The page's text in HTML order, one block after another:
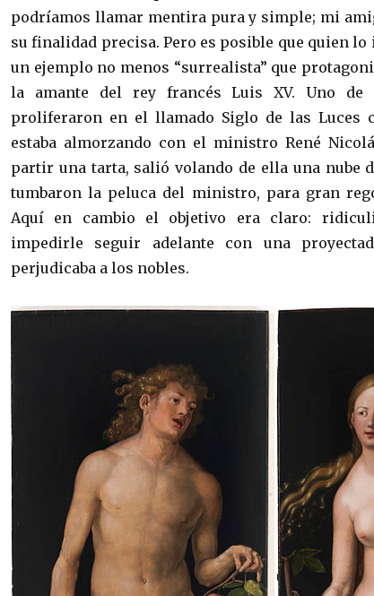
podríamos llamar mentira pura y simple; mi
su finalidad precisa. Pero es posible que quien
un ejemplo no menos “surrealista” que
la amante del rey francés Luis XV. Uno
proliferaron en el llamado Siglo de las Luces
estaba almorzando con el ministro René
partir una tarta, salió volando de ella una nube
tumbaron la peluca del ministro, para gran
Aquí en cambio el objetivo era claro:
impedirle seguir adelante con una
perjudicaba a los nobles.